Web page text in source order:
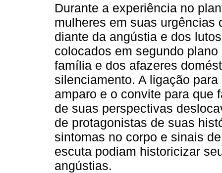
Durante a experiência no
mulheres em suas
diante da angústia e dos
colocados em segundo
família e dos afazeres
silenciamento. A ligação
amparo e o convite para que
de suas perspectivas
de protagonistas de suas
sintomas no corpo e sinais
escuta podiam historicizar
angústias.